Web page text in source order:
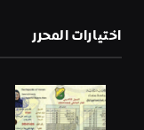
اختيارات المحرر